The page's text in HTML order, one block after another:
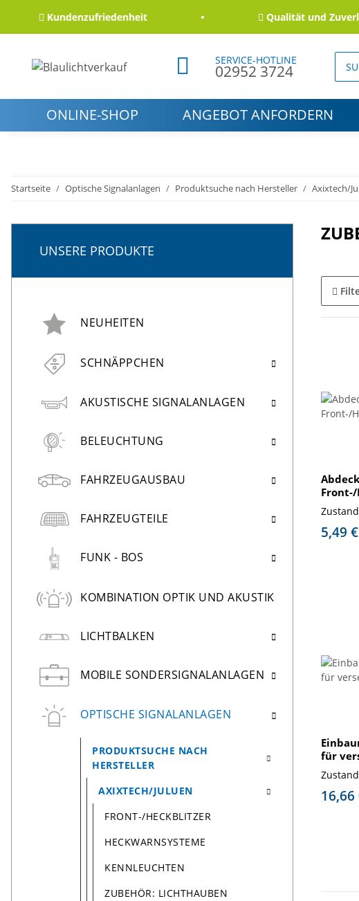
Kundenzufriedenheit Qualität und
SERVICE-HOTLINE
02952 3724
ONLINE-SHOP ANGEBOT ANFORDERN
Startseite Optische Signalanlagen Produktsuche nach Hersteller Axixtech/
Front-/
5,49
für
UNSERE PRODUKTE
NEUHEITEN
SCHNÄPPCHEN
AKUSTISCHE SIGNALANLAGEN
BELEUCHTUNG
FAHRZEUGAUSBAU
FAHRZEUGTEILE
FUNK - BOS
KOMBINATION OPTIK UND AKUSTIK
LICHTBALKEN
MOBILE SONDERSIGNALANLAGEN
OPTISCHE SIGNALANLAGEN
PRODUKTSUCHE NACH
HERSTELLER
AXIXTECH/JULUEN
FRONT-/HECKBLITZER
HECKWARNSYSTEME
KENNLEUCHTEN
ZUBEHÖR: LICHTHAUBEN